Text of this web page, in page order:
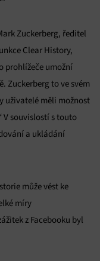
Zuckerberg, ředitel
Clear History,
prohlížeče umožní
Zuckerberg to ve svém
uživatelé měli možnost
souvislostí s touto
a ukládání
může vést ke
míry
z Facebooku byl